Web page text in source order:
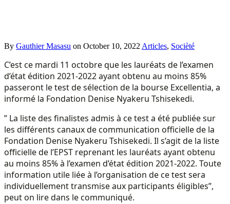
By Gauthier Masasu on October 10, 2022 Articles, Socièté
C’est ce mardi 11 octobre que les lauréats de l’examen
d’état édition 2021-2022 ayant obtenu au moins 85%
passeront le test de sélection de la bourse Excellentia, a
informé la Fondation Denise Nyakeru Tshisekedi.
” La liste des finalistes admis à ce test a été publiée sur
les différents canaux de communication officielle de la
Fondation Denise Nyakeru Tshisekedi. Il s’agit de la liste
officielle de l’EPST reprenant les lauréats ayant obtenu
au moins 85% à l’examen d’état édition 2021-2022. Toute
information utile liée à l’organisation de ce test sera
individuellement transmise aux participants éligibles”,
peut on lire dans le communiqué.